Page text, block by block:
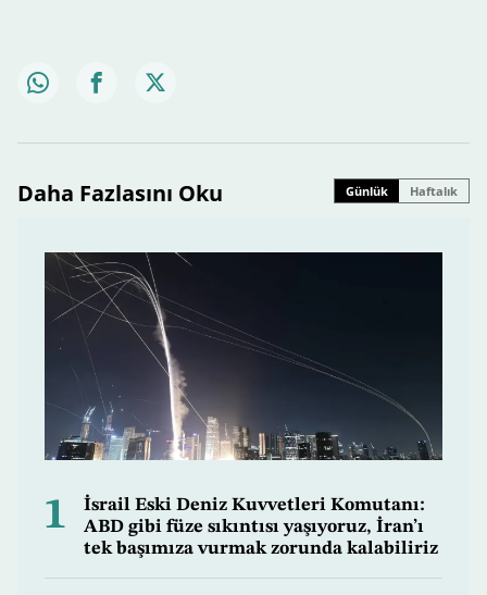
Daha Fazlasını Oku Günlük Haftalık
1
İsrail Eski Deniz Kuvvetleri Komutanı:
ABD gibi füze sıkıntısı yaşıyoruz, İran’ı
tek başımıza vurmak zorunda kalabiliriz